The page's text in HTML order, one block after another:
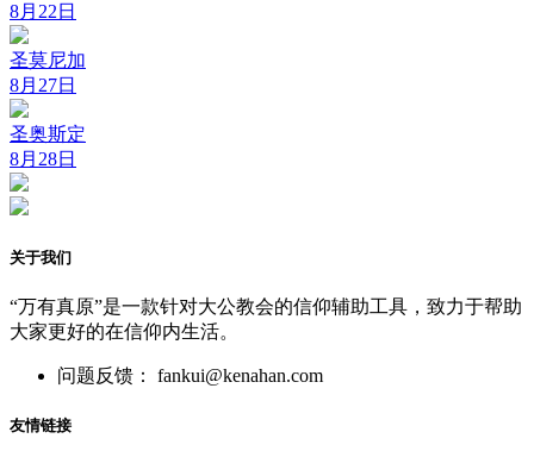
8月22日
圣莫尼加
8月27日
圣奥斯定
8月28日
关于我们
“万有真原”是一款针对大公教会的信仰辅助工具，致力于帮助
大家更好的在信仰内生活。
问题反馈： fankui@kenahan.com
友情链接